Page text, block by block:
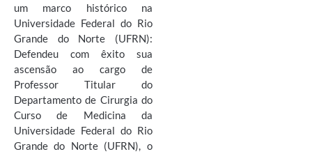
um marco histórico na
Universidade Federal do Rio
Grande do Norte (UFRN):
Defendeu com êxito sua
ascensão ao cargo de
Professor Titular do
Departamento de Cirurgia do
Curso de Medicina da
Universidade Federal do Rio
Grande do Norte (UFRN), o